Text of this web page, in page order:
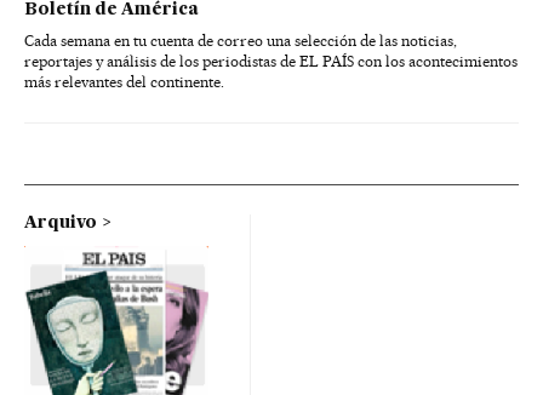
Boletín de América
Cada semana en tu cuenta de correo una selección de las noticias,
reportajes y análisis de los periodistas de EL PAÍS con los acontecimientos
más relevantes del continente.
Arquivo